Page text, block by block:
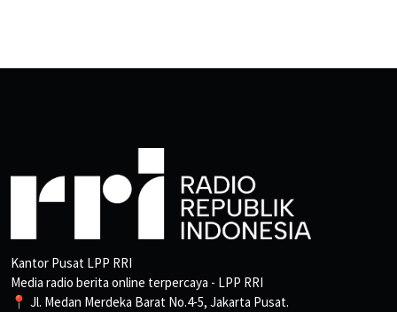
Kantor Pusat LPP RRI
Media radio berita online terpercaya - LPP RRI
📍 Jl. Medan Merdeka Barat No.4-5, Jakarta Pusat.